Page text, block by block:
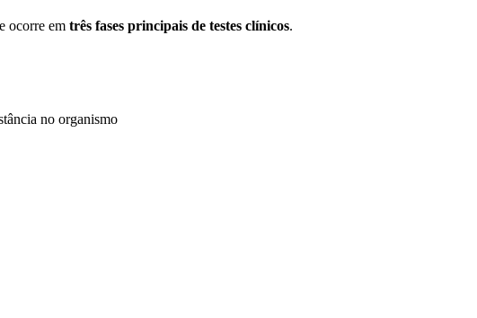
ocorre em três fases principais de testes clínicos.
no organismo